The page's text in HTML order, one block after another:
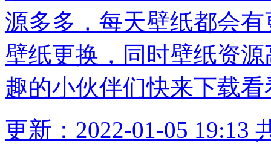
源多多，每天壁纸都会
壁纸更换，同时壁纸资
趣的小伙伴们快来下载看
更新：2022-01-05 19:13